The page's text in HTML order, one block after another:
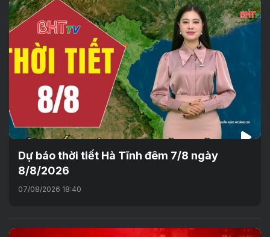
Dự báo thời tiết Hà Tĩnh đêm 7/8 ngày
8/8/2026
07/08/2026 18:40